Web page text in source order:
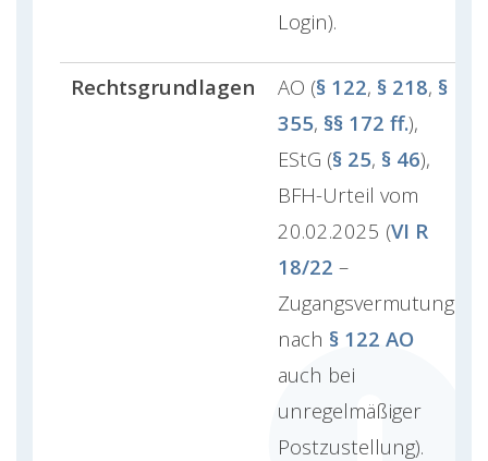
Login).
Rechtsgrundlagen AO (§ 122, § 218, §
355, §§ 172 ff.),
EStG (§ 25, § 46),
BFH-Urteil vom
20.02.2025 (VI R
18/22 –
Zugangsvermutung
nach § 122 AO
auch bei
unregelmäßiger
Postzustellung).